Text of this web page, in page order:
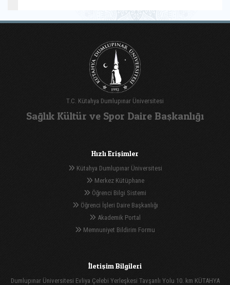
T.C. Kütahya Dumlupınar Üniversitesi
Sağlık Kültür ve Spor Daire Başkanlığı
Hızlı Erişimler
Kütahya Dumlupınar Üniversitesi
Merkez Kütüphane
Öğrenci Bilgi Sistemi
Öğrenci İşleri Daire Başkanlığı
Akademik Portal
Memnuniyet Bildirim Formu
İletişim Bilgileri
Dumlupınar Üniversitesi Evliya Çelebi Yerleşkesi Tavşanlı Yolu 10. km KÜTAHYA